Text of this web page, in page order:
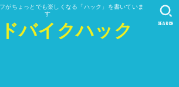
がちょっとでも楽しくなる「ハック」を書いていま
す
バイクハック SEARCH